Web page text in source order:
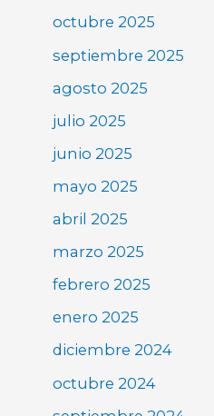
octubre 2025
septiembre 2025
agosto 2025
julio 2025
junio 2025
mayo 2025
abril 2025
marzo 2025
febrero 2025
enero 2025
diciembre 2024
octubre 2024